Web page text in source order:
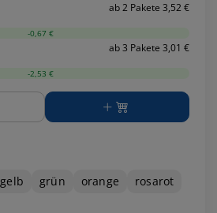
ab 2 Pakete 3,52 €
-0,67 €
ab 3 Pakete 3,01 €
-2,53 €
gelb grün orange
rosarot